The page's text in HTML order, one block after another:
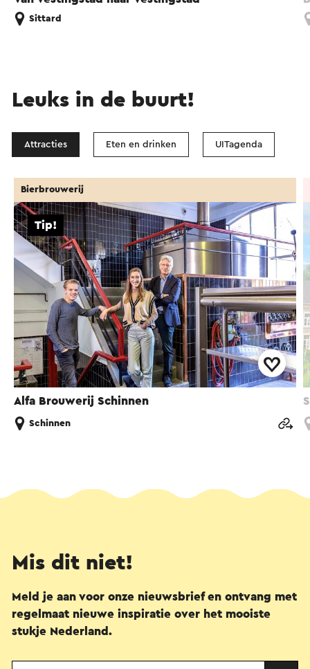
Sittard
Leuks in de buurt!
Attracties Eten en drinken UITagenda
Alfa Brouwerij Schinnen
Tip!
Bierbrouwerij
Schinnen
Mis dit niet!
Meld je aan voor onze nieuwsbrief en ontvang met
regelmaat nieuwe inspiratie over het mooiste
stukje Nederland.